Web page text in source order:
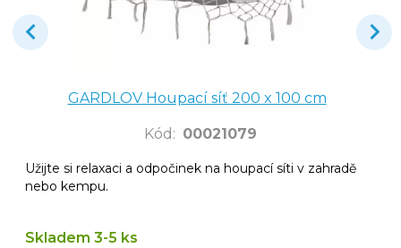
GARDLOV Houpací síť 200 x 100 cm
Kód : 00021079
Užijte si relaxaci a odpočinek na houpací síti v zahradě
nebo kempu.
Skladem 3-5 ks